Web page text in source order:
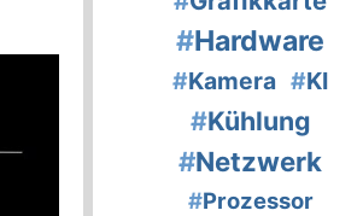
#Hardware
#Kamera #KI
#Kühlung
#Netzwerk
#Prozessor